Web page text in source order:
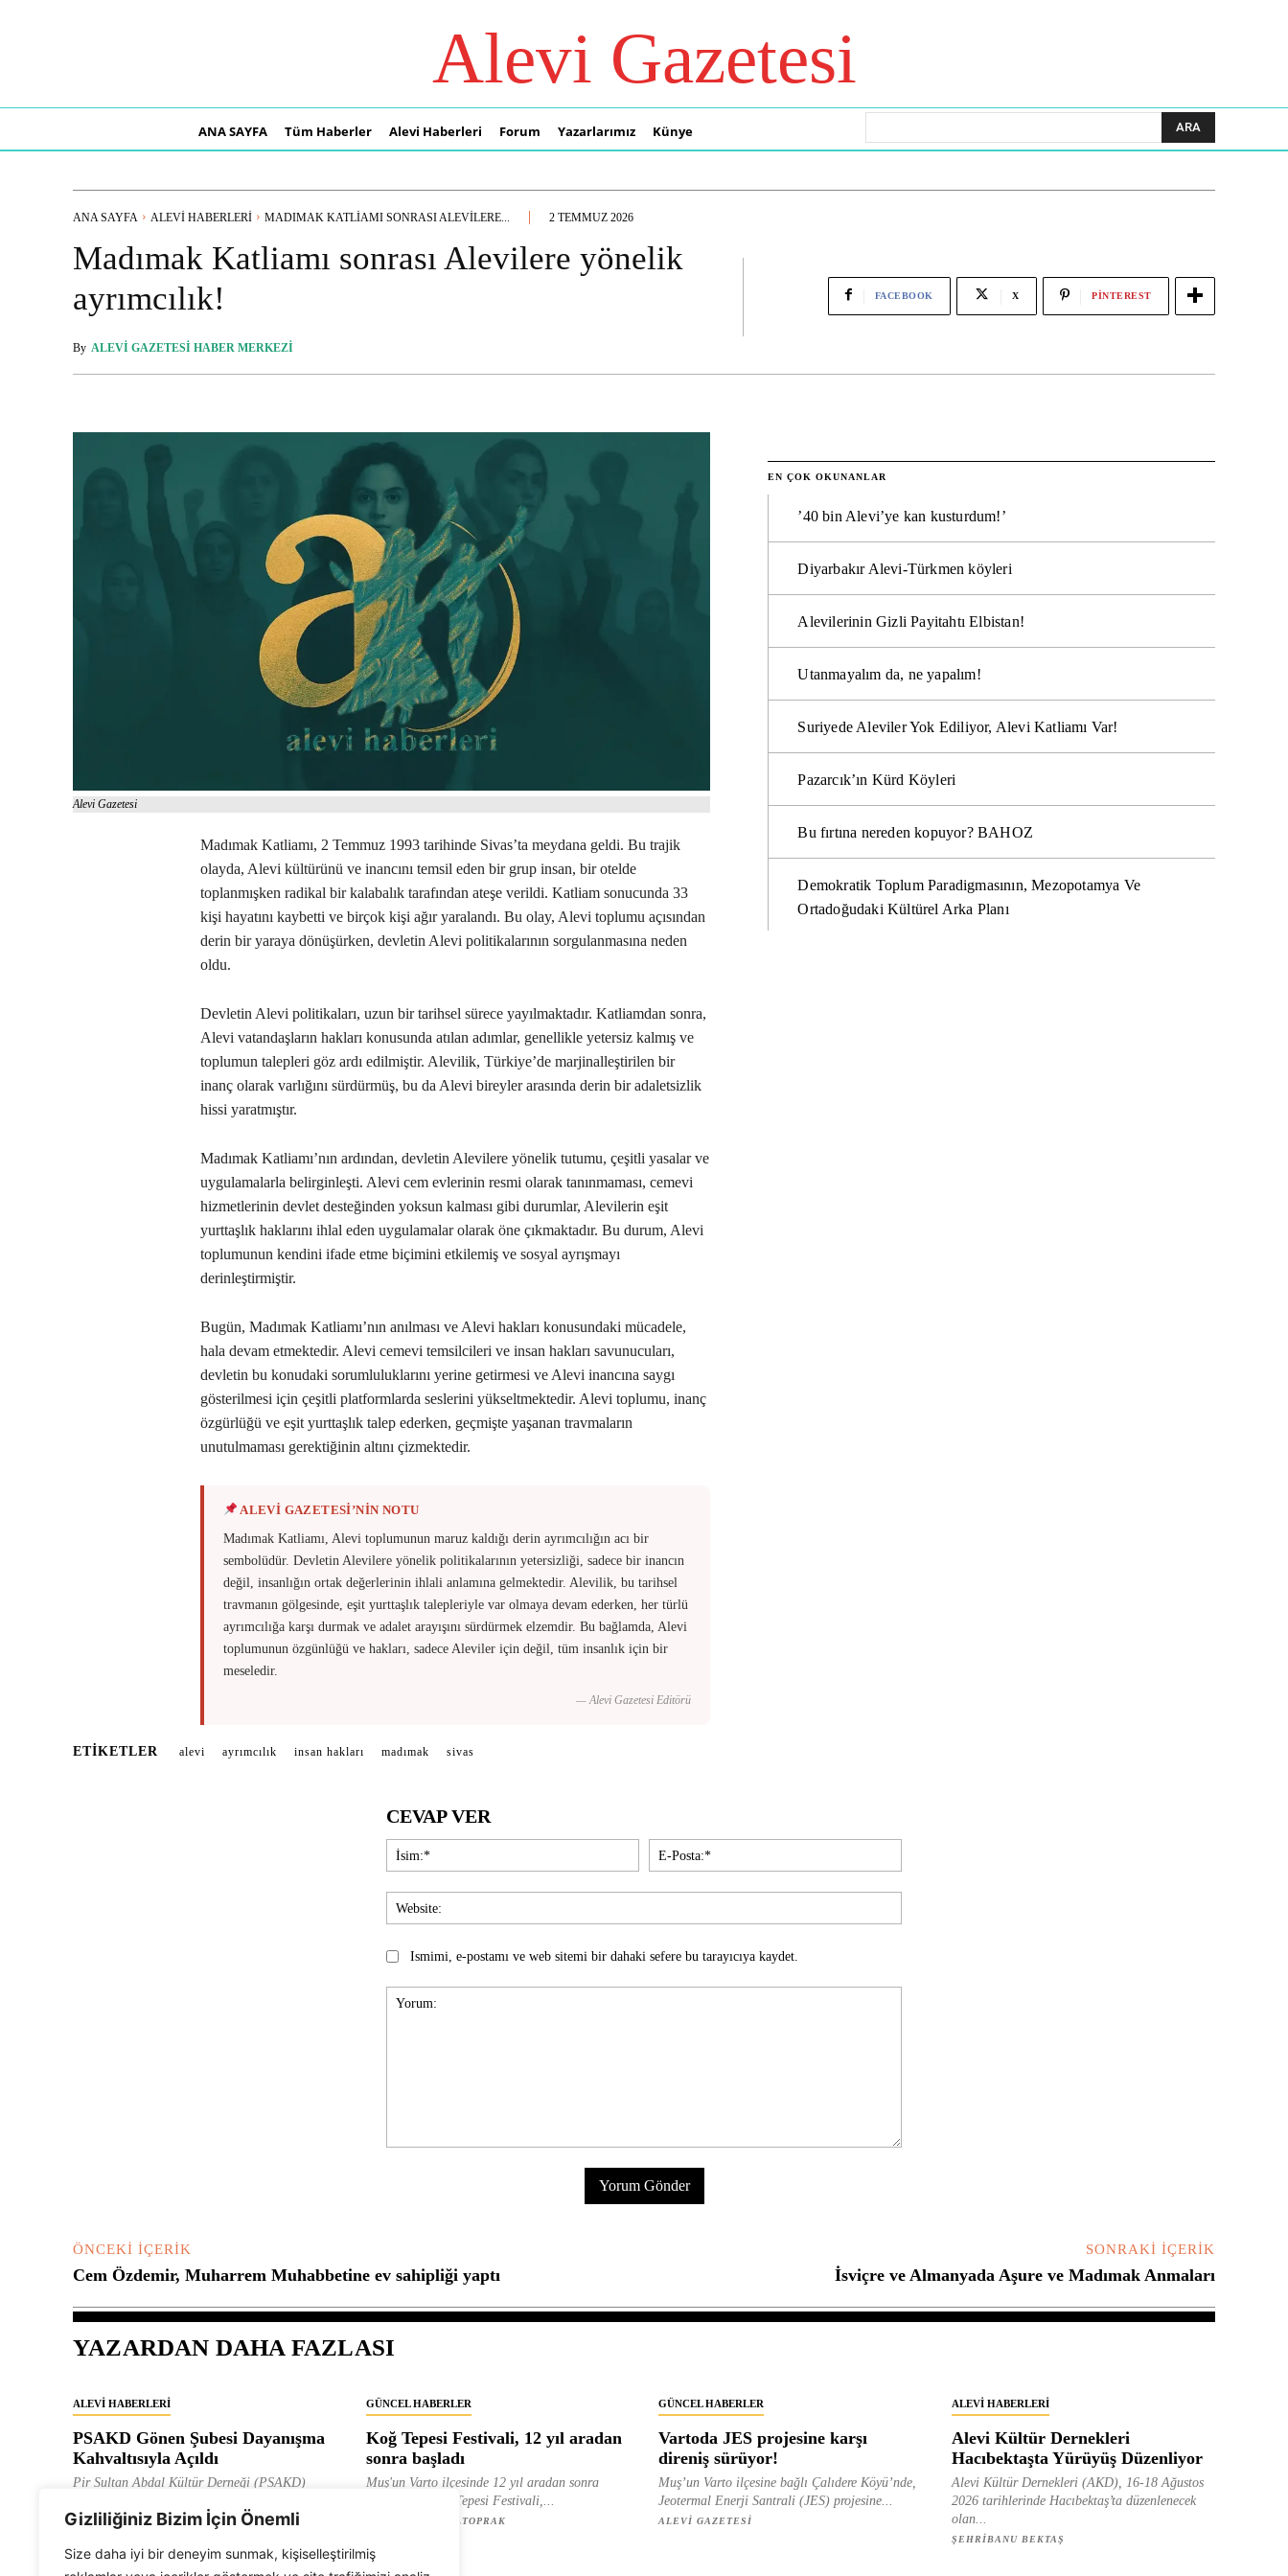
Gizliliğiniz Bizim İçin Önemli
Size daha iyi bir deneyim sunmak, kişiselleştirilmiş
Alevi Gazetesi
ANA SAYFA Tüm Haberler Alevi Haberleri Forum Yazarlarımız Künye ARA
ANA SAYFA ALEVI HABERLERI MADIMAK KATLIAMI SONRASI ALEVILERE... 2 TEMMUZ 2026
Madımak Katliamı sonrası Alevilere yönelik
ayrımcılık!
By ALEVI GAZETESI HABER MERKEZI
FACEBOOK X PINTEREST
Alevi Gazetesi
Madımak Katliamı, 2 Temmuz 1993 tarihinde Sivas’ta meydana geldi. Bu trajik
olayda, Alevi kültürünü ve inancını temsil eden bir grup insan, bir otelde
toplanmışken radikal bir kalabalık tarafından ateşe verildi. Katliam sonucunda 33
kişi hayatını kaybetti ve birçok kişi ağır yaralandı. Bu olay, Alevi toplumu açısından
derin bir yaraya dönüşürken, devletin Alevi politikalarının sorgulanmasına neden
oldu.
Devletin Alevi politikaları, uzun bir tarihsel sürece yayılmaktadır. Katliamdan sonra,
Alevi vatandaşların hakları konusunda atılan adımlar, genellikle yetersiz kalmış ve
toplumun talepleri göz ardı edilmiştir. Alevilik, Türkiye’de marjinalleştirilen bir
inanç olarak varlığını sürdürmüş, bu da Alevi bireyler arasında derin bir adaletsizlik
hissi yaratmıştır.
Madımak Katliamı’nın ardından, devletin Alevilere yönelik tutumu, çeşitli yasalar ve
uygulamalarla belirginleşti. Alevi cem evlerinin resmi olarak tanınmaması, cemevi
hizmetlerinin devlet desteğinden yoksun kalması gibi durumlar, Alevilerin eşit
yurttaşlık haklarını ihlal eden uygulamalar olarak öne çıkmaktadır. Bu durum, Alevi
toplumunun kendini ifade etme biçimini etkilemiş ve sosyal ayrışmayı
derinleştirmiştir.
Bugün, Madımak Katliamı’nın anılması ve Alevi hakları konusundaki mücadele,
hala devam etmektedir. Alevi cemevi temsilcileri ve insan hakları savunucuları,
devletin bu konudaki sorumluluklarını yerine getirmesi ve Alevi inancına saygı
gösterilmesi için çeşitli platformlarda seslerini yükseltmektedir. Alevi toplumu, inanç
özgürlüğü ve eşit yurttaşlık talep ederken, geçmişte yaşanan travmaların
unutulmaması gerektiğinin altını çizmektedir.
ALEVİ GAZETESİ’NİN NOTU
Madımak Katliamı, Alevi toplumunun maruz kaldığı derin ayrımcılığın acı bir
sembolüdür. Devletin Alevilere yönelik politikalarının yetersizliği, sadece bir inancın
değil, insanlığın ortak değerlerinin ihlali anlamına gelmektedir. Alevilik, bu tarihsel
travmanın gölgesinde, eşit yurttaşlık talepleriyle var olmaya devam ederken, her türlü
ayrımcılığa karşı durmak ve adalet arayışını sürdürmek elzemdir. Bu bağlamda, Alevi
toplumunun özgünlüğü ve hakları, sadece Aleviler için değil, tüm insanlık için bir
meseledir.
— Alevi Gazetesi Editörü
ETIKETLER alevi ayrımcılık insan hakları madımak sivas
EN ÇOK OKUNANLAR
’40 bin Alevi’ye kan kusturdum!’
Diyarbakır Alevi-Türkmen köyleri
Alevilerinin Gizli Payitahtı Elbistan!
Utanmayalım da, ne yapalım!
Suriyede Aleviler Yok Ediliyor, Alevi Katliamı Var!
Pazarcık’ın Kürd Köyleri
Bu fırtına nereden kopuyor? BAHOZ
Demokratik Toplum Paradigmasının, Mezopotamya Ve
Ortadoğudaki Kültürel Arka Planı
CEVAP VER
İsim:*
Posta:*
Ismimi, e-postamı ve web sitemi bir dahaki sefere bu tarayıcıya kaydet.
ÖNCEKI İÇERIK
Cem Özdemir, Muharrem Muhabbetine ev sahipliği yaptı
SONRAKI İÇERIK
İsviçre ve Almanyada Aşure ve Madımak Anmaları
YAZARDAN DAHA FAZLASI
ALEVI HABERLERI
PSAKD Gönen Şubesi Dayanışma
Kahvaltısıyla Açıldı
Pir Sultan Abdal Kültür Derneği (PSAKD)
ALEVI GAZETESI
GÜNCEL HABERLER
Koğ Tepesi Festivali, 12 yıl aradan
sonra başladı
Muş'un Varto ilçesinde 12 yıl aradan sonra
düzenlenen Koğ Tepesi Festivali,...
HASAN ALI KIZILTOPRAK
GÜNCEL HABERLER
Vartoda JES projesine karşı
direniş sürüyor!
Muş’un Varto ilçesine bağlı Çalıdere Köyü’nde,
Jeotermal Enerji Santrali (JES) projesine...
ALEVI GAZETESI
ALEVI HABERLERI
Alevi Kültür Dernekleri
Hacıbektaşta Yürüyüş Düzenliyor
Alevi Kültür Dernekleri (AKD), 16-18 Ağustos
2026 tarihlerinde Hacıbektaş’ta düzenlenecek
olan...
ŞEHRIBANU BEKTAŞ